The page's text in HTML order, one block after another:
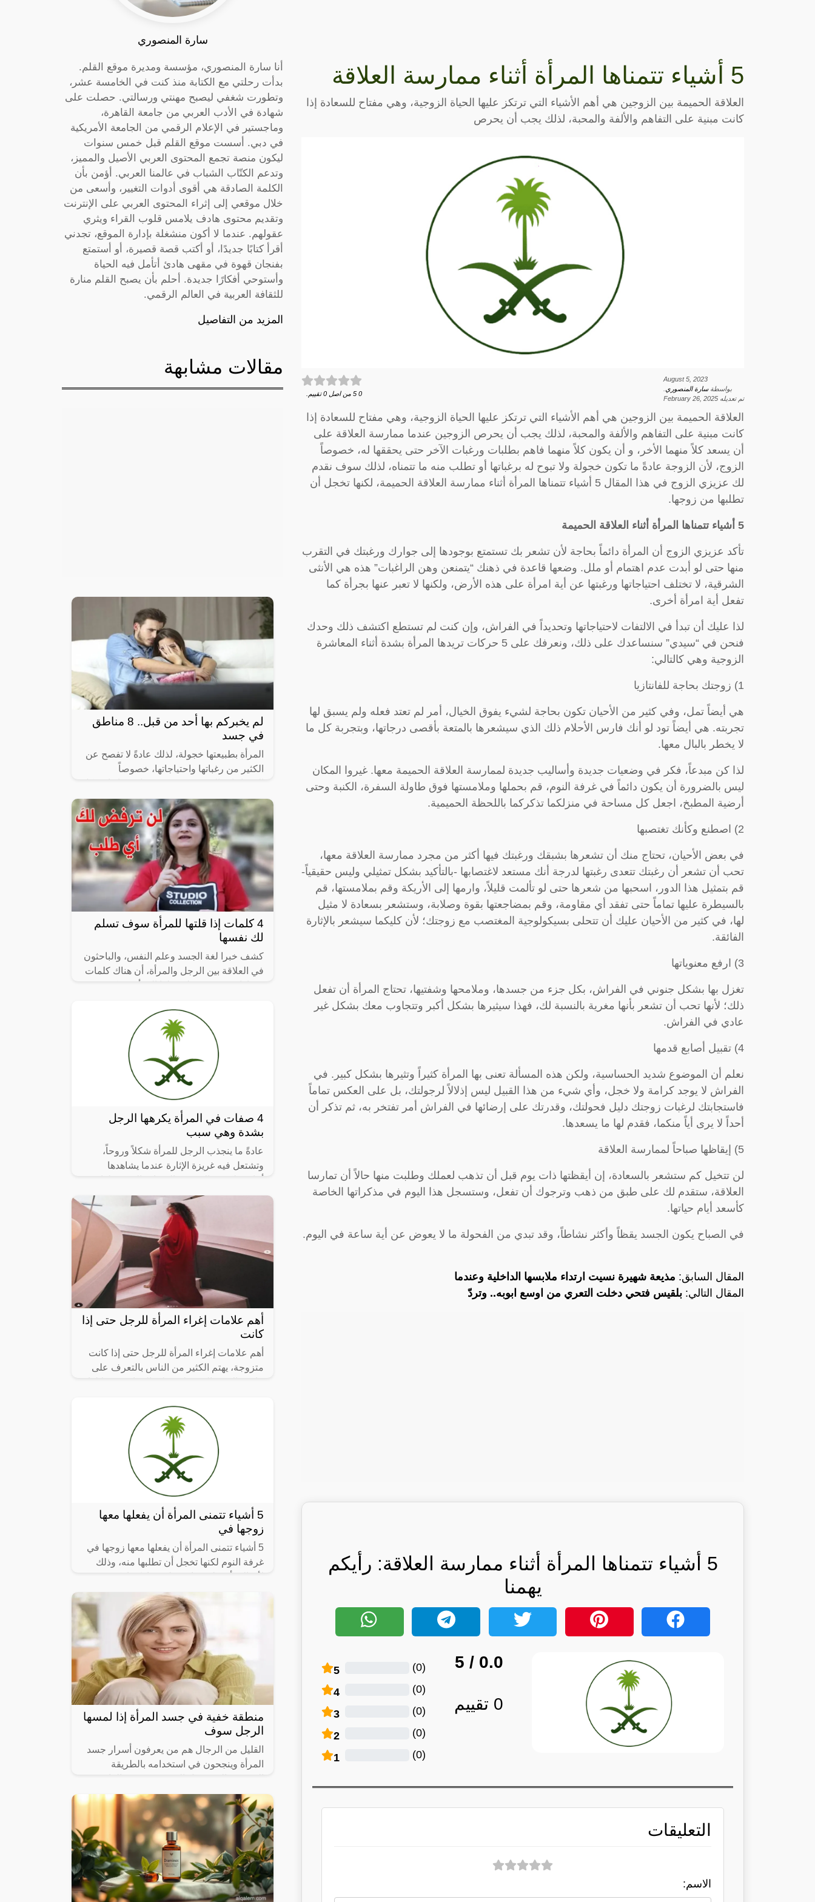
5 أشياء تتمناها المرأة أثناء ممارسة العلاقة
العلاقة الحميمة بين الزوجين هي أهم الأشياء التي ترتكز عليها الحياة الزوجية، وهي مفتاح للسعادة إذا
كانت مبنية على التفاهم والألفة والمحبة، لذلك يجب أن يحرص
August 5, 2023
بواسطةسارة المنصوري
تم تعديله February 26, 2025
0
5 من اصل 0 تقييم.
العلاقة الحميمة بين الزوجين هي أهم الأشياء التي ترتكز عليها الحياة الزوجية، وهي مفتاح للسعادة إذا
كانت مبنية على التفاهم والألفة والمحبة، لذلك يجب أن يحرص الزوجين عندما ممارسة العلاقة على
أن يسعد كلاً منهما الأخر، و أن يكون كلاً منهما فاهم بطلبات ورغبات الآخر حتى يحققها له، خصوصاً
الزوج، لأن الزوجة عادةً ما تكون خجولة ولا تبوح له برغباتها أو تطلب منه ما تتمناه، لذلك سوف نقدم
لك عزيزي الزوج في هذا المقال 5 أشياء تتمناها المرأة أثناء ممارسة العلاقة الحميمة، لكنها تخجل أن
تطلبها من زوجها.
5 أشياء تتمناها المرأة أثناء العلاقة الحميمة
تأكد عزيزي الزوج أن المرأة دائماً بحاجة لأن تشعر بك تستمتع بوجودها إلى جوارك ورغبتك في التقرب
منها حتى لو أبدت عدم اهتمام أو ملل. وضعها قاعدة في ذهنك “يتمنعن وهن الراغبات” هذه هي الأنثى
الشرقية، لا تختلف احتياجاتها ورغبتها عن أية امرأة على هذه الأرض، ولكنها لا تعبر عنها بجرأة كما
تفعل أية امرأة أخرى.
لذا عليك أن تبدأ في الالتفات لاحتياجاتها وتحديداً في الفراش، وإن كنت لم تستطع اكتشف ذلك وحدك
فنحن في “سيدي” سنساعدك على ذلك، ونعرفك على 5 حركات تريدها المرأة بشدة أثناء المعاشرة
الزوجية وهي كالتالي:
1) زوجتك بحاجة للفانتازيا
هي أيضاً تمل، وفي كثير من الأحيان تكون بحاجة لشيء يفوق الخيال، أمر لم تعتد فعله ولم يسبق لها
تجربته. هي أيضاً تود لو أنك فارس الأحلام ذلك الذي سيشعرها بالمتعة بأقصى درجاتها، وبتجربة كل ما
لا يخطر بالبال معها.
لذا كن مبدعاً، فكر في وضعيات جديدة وأساليب جديدة لممارسة العلاقة الحميمة معها. غيروا المكان
ليس بالضرورة أن يكون دائماً في غرفة النوم، قم بحملها وملامستها فوق طاولة السفرة، الكنبة وحتى
أرضية المطبخ، اجعل كل مساحة في منزلكما تذكركما باللحظة الحميمية.
2) اصطنع وكأنك تغتصبها
في بعض الأحيان، تحتاج منك أن تشعرها بشبقك ورغبتك فيها أكثر من مجرد ممارسة العلاقة معها،
تحب أن تشعر أن رغبتك تتعدى رغبتها لدرجة أنك مستعد لاغتصابها -بالتأكيد بشكل تمثيلي وليس حقيقياً-
قم بتمثيل هذا الدور، اسحبها من شعرها حتى لو تألمت قليلاً، وارمها إلى الأريكة وقم بملامستها، قم
بالسيطرة عليها تماماً حتى تفقد أي مقاومة، وقم بمضاجعتها بقوة وصلابة، وستشعر بسعادة لا مثيل
لها، في كثير من الأحيان عليك أن تتحلى بسيكولوجية المغتصب مع زوجتك؛ لأن كليكما سيشعر بالإثارة
الفائقة.
3) ارفع معنوياتها
تغزل بها بشكل جنوني في الفراش، بكل جزء من جسدها، وملامحها وشفتيها، تحتاج المرأة أن تفعل
ذلك؛ لأنها تحب أن تشعر بأنها مغرية بالنسبة لك، فهذا سيثيرها بشكل أكبر وتتجاوب معك بشكل غير
عادي في الفراش.
4) تقبيل أصابع قدمها
نعلم أن الموضوع شديد الحساسية، ولكن هذه المسألة تعنى بها المرأة كثيراً وتثيرها بشكل كبير. في
الفراش لا يوجد كرامة ولا خجل، وأي شيء من هذا القبيل ليس إذلالاً لرجولتك، بل على العكس تماماً
فاستجابتك لرغبات زوجتك دليل فحولتك، وقدرتك على إرضائها في الفراش أمر تفتخر به، ثم تذكر أن
أحداً لا يرى أياً منكما، فقدم لها ما يسعدها.
5) إيقاظها صباحاً لممارسة العلاقة
لن تتخيل كم ستشعر بالسعادة، إن أيقظتها ذات يوم قبل أن تذهب لعملك وطلبت منها حالاً أن تمارسا
العلاقة، ستقدم لك على طبق من ذهب وترجوك أن تفعل، وستسجل هذا اليوم في مذكراتها الخاصة
كأسعد أيام حياتها.
في الصباح يكون الجسد يقظاً وأكثر نشاطاً، وقد تبدي من الفحولة ما لا يعوض عن أية ساعة في اليوم.
المقال السابق: مذيعة شهيرة نسيت ارتداء ملابسها الداخلية وعندما
المقال التالي: بلقيس فتحي دخلت التعري من اوسع ابوبه.. وتردّ
5 أشياء تتمناها المرأة أثناء ممارسة العلاقة: رأيكم
يهمنا
0.0
/ 5
0 تقييم
5 (
0
)
4 (
0
)
3 (
0
)
2 (
0
)
1 (
0
)
التعليقات
الاسم:
سارة المنصوري
أنا سارة المنصوري، مؤسسة ومديرة موقع القلم.
بدأت رحلتي مع الكتابة منذ كنت في الخامسة عشر،
وتطورت شغفي ليصبح مهنتي ورسالتي. حصلت على
شهادة في الأدب العربي من جامعة القاهرة،
وماجستير في الإعلام الرقمي من الجامعة الأمريكية
في دبي. أسست موقع القلم قبل خمس سنوات
ليكون منصة تجمع المحتوى العربي الأصيل والمميز،
وتدعم الكتّاب الشباب في عالمنا العربي. أؤمن بأن
الكلمة الصادقة هي أقوى أدوات التغيير، وأسعى من
خلال موقعي إلى إثراء المحتوى العربي على الإنترنت
وتقديم محتوى هادف يلامس قلوب القراء ويثري
عقولهم. عندما لا أكون منشغلة بإدارة الموقع، تجدني
أقرأ كتابًا جديدًا، أو أكتب قصة قصيرة، أو أستمتع
بفنجان قهوة في مقهى هادئ أتأمل فيه الحياة
وأستوحي أفكارًا جديدة. أحلم بأن يصبح القلم منارة
للثقافة العربية في العالم الرقمي.
المزيد من التفاصيل
مقالات مشابهة
لم يخبركم بها أحد من قبل.. 8 مناطق
في جسد
المرأة بطبيعتها خجولة، لذلك عادةً لا تفصح عن
الكثير من رغباتها واحتياجاتها، خصوصاً
ضمني إلى الزوج، وعلى الزوج أن
4 كلمات إذا قلتها للمرأة سوف تسلم
لك نفسها
كشف خبرا لغة الجسد وعلم النفس، والباحثون
في العلاقة بين الرجل والمرأة، أن هناك كلمات
4 صفات في المرأة يكرهها الرجل
بشدة وهي سبب
عادةً ما ينجذب الرجل للمرأة شكلاً وروحاً،
وتشتعل فيه غريزة الإثارة عندما يشاهدها
بعض النساء ويجهلون أنها تنفر الرجل
أهم علامات إغراء المرأة للرجل حتى إذا
كانت
أهم علامات إغراء المرأة للرجل حتى إذا كانت
متزوجة، يهتم الكثير من الناس بالتعرف على
5 أشياء تتمنى المرأة أن يفعلها معها
زوجها في
5 أشياء تتمنى المرأة أن يفعلها معها زوجها في
غرفة النوم لكنها تخجل أن تطلبها منه، وذلك
رغباتها خصوصاً عندما يتعلق
منطقة خفية في جسد المرأة إذا لمسها
الرجل سوف
القليل من الرجال هم من يعرفون أسرار جسد
المرأة وينجحون في استخدامه بالطريقة
والنشوة، ورغم أن هناك مناطق شائعة في
جسد